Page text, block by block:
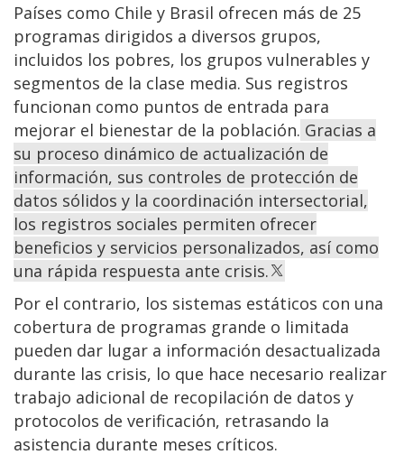
Países como Chile y Brasil ofrecen más de 25
programas dirigidos a diversos grupos,
incluidos los pobres, los grupos vulnerables y
segmentos de la clase media. Sus registros
funcionan como puntos de entrada para
mejorar el bienestar de la población. Gracias a
su proceso dinámico de actualización de
información, sus controles de protección de
datos sólidos y la coordinación intersectorial,
los registros sociales permiten ofrecer
beneficios y servicios personalizados, así como
una rápida respuesta ante crisis.
Por el contrario, los sistemas estáticos con una
cobertura de programas grande o limitada
pueden dar lugar a información desactualizada
durante las crisis, lo que hace necesario realizar
trabajo adicional de recopilación de datos y
protocolos de verificación, retrasando la
asistencia durante meses críticos.